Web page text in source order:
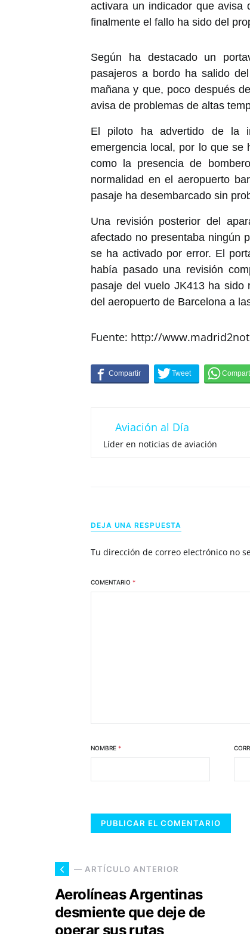
activara un indicador que avisa
finalmente el fallo ha sido del
Según ha destacado un
pasajeros a bordo ha salido
mañana y que, poco después
avisa de problemas de altas
El piloto ha advertido de la
emergencia local, por lo que se
como la presencia de
normalidad en el aeropuerto
pasaje ha desembarcado sin
Una revisión posterior del
afectado no presentaba ningún
se ha activado por error. El
había pasado una revisión
pasaje del vuelo JK413 ha sido
del aeropuerto de Barcelona a
Fuente: http://
Aviación al Día
Líder en noticias de aviación
DEJA UNA RESPUESTA
Tu dirección de correo electrónico no
COMENTARIO *
NOMBRE *
— ARTÍCULO ANTERIOR
Aerolíneas Argentinas
desmiente que deje de
operar sus rutas